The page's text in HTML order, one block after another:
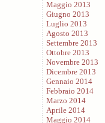
Maggio 2013
Giugno 2013
Luglio 2013
Agosto 2013
Settembre 2013
Ottobre 2013
Novembre 2013
Dicembre 2013
Gennaio 2014
Febbraio 2014
Marzo 2014
Aprile 2014
Maggio 2014